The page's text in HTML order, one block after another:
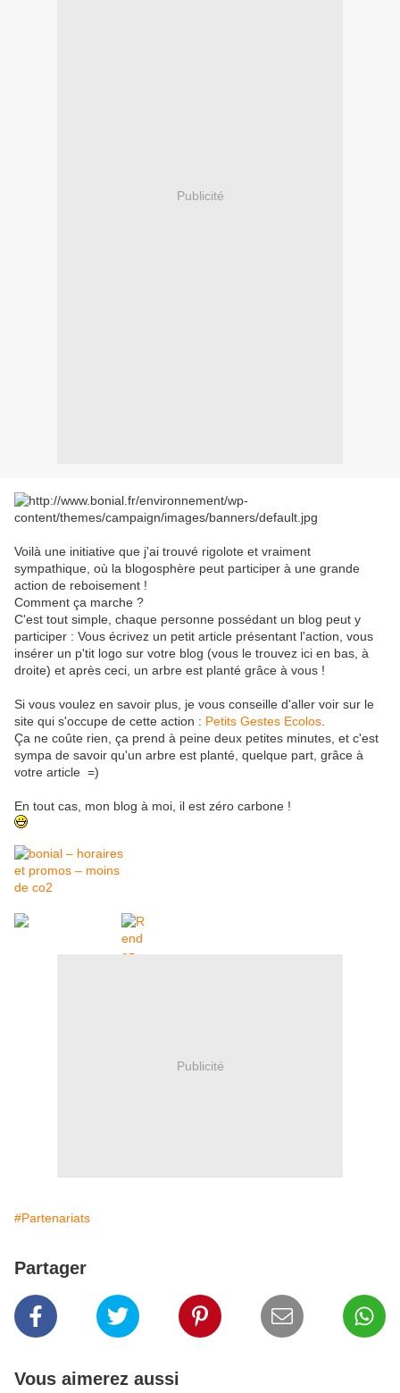
Publicité
Voilà une initiative que j'ai trouvé rigolote et vraiment
sympathique, où la blogosphère peut participer à une grande
action de reboisement !
Comment ça marche ?
C'est tout simple, chaque personne possédant un blog peut y
participer : Vous écrivez un petit article présentant l'action, vous
insérer un p'tit logo sur votre blog (vous le trouvez ici en bas, à
droite) et après ceci, un arbre est planté grâce à vous !
Si vous voulez en savoir plus, je vous conseille d'aller voir sur le
site qui s'occupe de cette action : Petits Gestes Ecolos
Ça ne coûte rien, ça prend à peine deux petites minutes, et c'est
sympa de savoir qu'un arbre est planté, quelque part, grâce à
votre article =)
En tout cas, mon blog à moi, il est zéro carbone !
Publicité
#Partenariats
Partager
Vous aimerez aussi